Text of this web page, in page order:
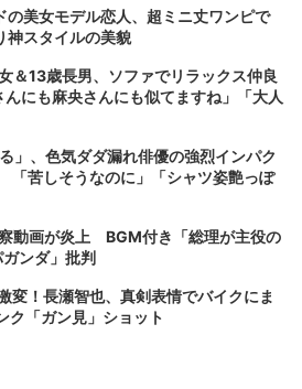
の美女モデル恋人、超ミニ丈ワンピで
スタイルの美貌
＆13歳長男、ソファでリラックス仲良
にも麻央さんにも似てますね」「大人
」、色気ダダ漏れ俳優の強烈インパク
「苦しそうなのに」「シャツ姿艶っぽ
動画が炎上 BGM付き「総理が主役の
ンダ」批判
変！長瀬智也、真剣表情でバイクにま
ク「ガン見」ショット